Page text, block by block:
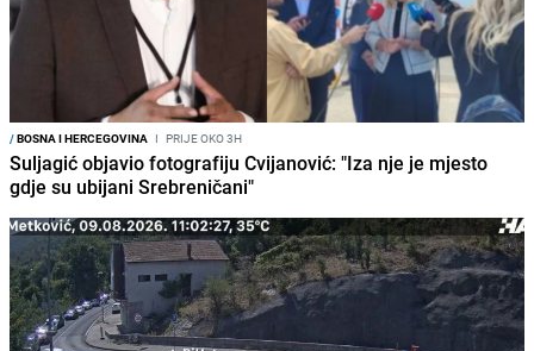
/BOSNA I HERCEGOVINA I PRIJE OKO 3H
Suljagić objavio fotografiju Cvijanović: "Iza nje je mjesto
gdje su ubijani Srebreničani"